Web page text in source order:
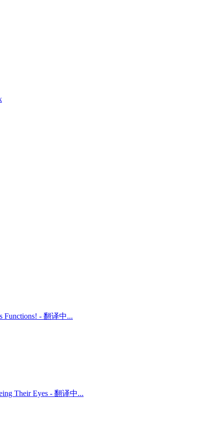
Functions! - 翻译中...
Their Eyes - 翻译中...